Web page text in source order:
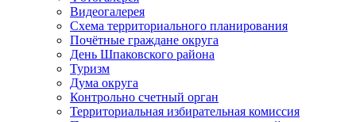
Видеогалерея
Схема территориального планирования
Почётные граждане округа
День Шпаковского района
Туризм
Дума округа
Контрольно счетный орган
Территориальная избирательная комиссия